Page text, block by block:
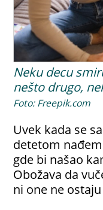
Neku decu
nešto drugo,
Foto: Freepik.com
Uvek kada se
detetom
gde bi našao
Obožava da
ni one ne